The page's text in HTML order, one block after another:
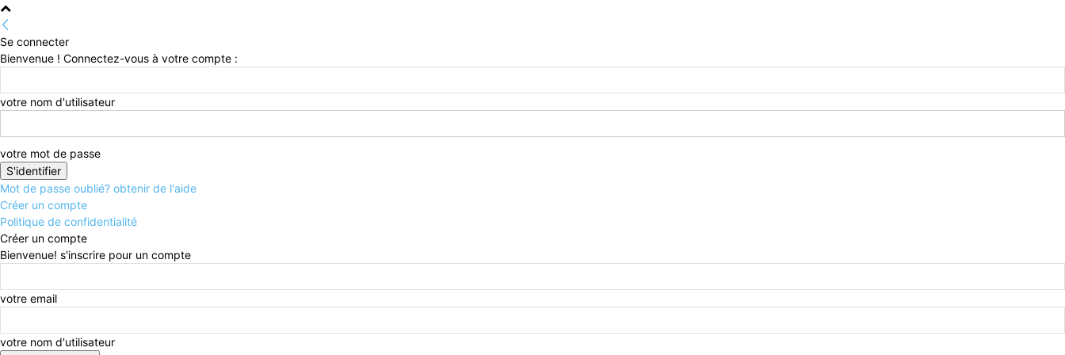
Se connecter
Bienvenue ! Connectez-vous à votre compte :
votre nom d'utilisateur
votre mot de passe
Mot de passe oublié? obtenir de l'aide
Créer un compte
Politique de confidentialité
Créer un compte
Bienvenue! s'inscrire pour un compte
votre email
votre nom d'utilisateur